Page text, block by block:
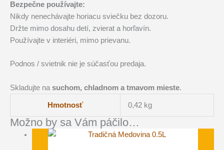
Bezpečne používajte:
Nikdy nenechávajte horiacu sviečku bez dozoru.
Držte mimo dosahu detí, zvierat a horľavín.
Používajte v interiéri, mimo prievanu.
Podnos / svietnik nie je súčasťou predaja.
Skladujte na suchom, chladnom a tmavom mieste.
Hmotnosť 0,42 kg
Možno by sa Vám páčilo…